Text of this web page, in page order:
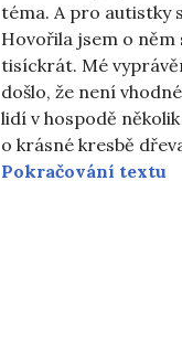
téma. A pro autistky
Hovořila jsem o něm
tisíckrát. Mé
došlo, že není
lidí v hospodě
o krásné kresbě
Pokračování textu